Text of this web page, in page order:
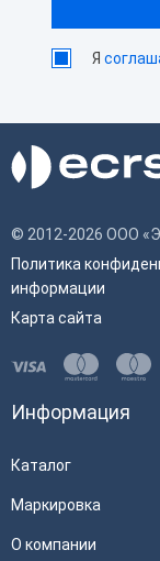
Я
© 2012-2026 ООО
Политика
информации
Карта сайта
Информация
Каталог
Маркировка
О компании